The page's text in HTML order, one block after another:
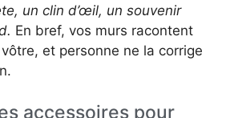
un clin d’œil, un souvenir
En bref, vos murs racontent
et personne ne la corrige
accessoires pour